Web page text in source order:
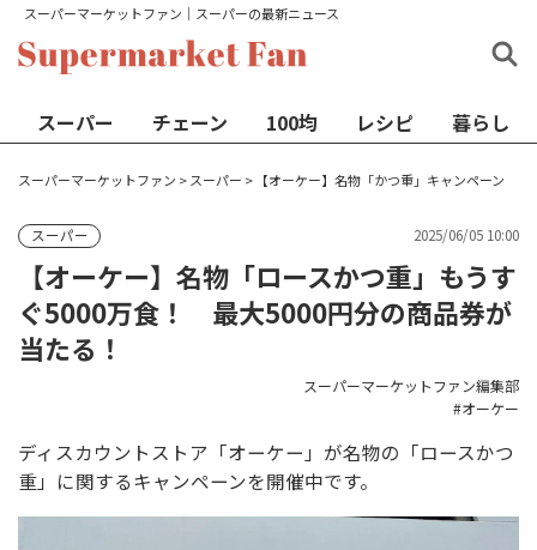
スーパーマーケットファン│スーパーの最新ニュース
スーパー チェーン 100均 レシピ 暮らし
スーパーマーケットファン > スーパー > 【オーケー】名物「かつ重」キャンペーン
スーパー 2025/06/05 10:00
【オーケー】名物「ロースかつ重」もうす
ぐ5000万食！ 最大5000円分の商品券が
当たる！
スーパーマーケットファン編集部
オーケー
ディスカウントストア「オーケー」が名物の「ロースかつ
重」に関するキャンペーンを開催中です。